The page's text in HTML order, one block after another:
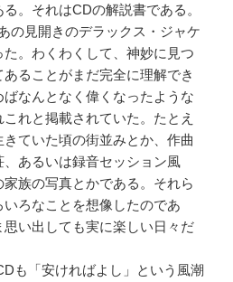
。それはCDの解説書である。
見開きのデラックス・ジャケ
。わくわくして、神妙に見つ
ることがまだ完全に理解でき
なんとなく偉くなったような
れと掲載されていた。たとえ
ていた頃の街並みとか、作曲
あるいは録音セッション風
族の写真とかである。それら
ろなことを想像したのであ
思い出しても実に楽しい日々だ
も「安ければよし」という風潮